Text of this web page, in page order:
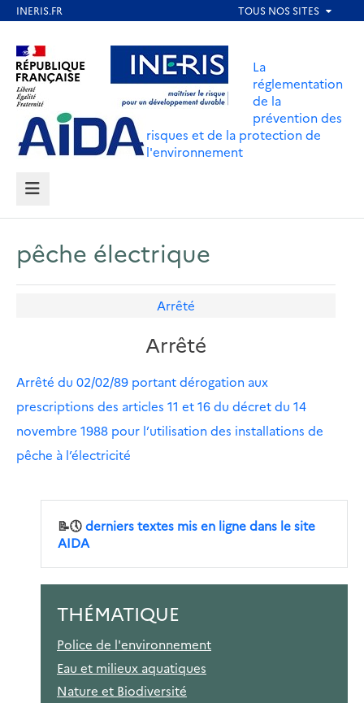
contenu
principal
Aller au contenu Aller au menu
Aller au pied de page
La
réglementation
de la
prévention des
risques et de la protection de
l'environnement
MENU
pêche électrique
Arrêté
Arrêté
Arrêté du 02/02/89 portant dérogation aux
prescriptions des articles 11 et 16 du décret du 14
novembre 1988 pour l’utilisation des installations de
pêche à l’électricité
📝🕔derniers textes mis en ligne dans le site
AIDA
THÉMATIQUE
Police de l'environnement
Eau et milieux aquatiques
Nature et Biodiversité